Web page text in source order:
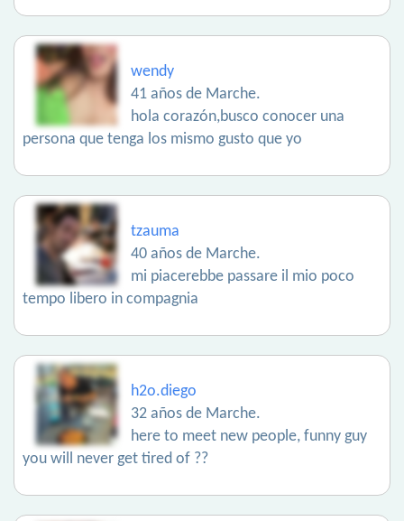
wendy
41 años de Marche.
hola corazón,busco conocer una
persona que tenga los mismo gusto que yo
tzauma
40 años de Marche.
mi piacerebbe passare il mio poco
tempo libero in compagnia
h2o.diego
32 años de Marche.
here to meet new people, funny guy
you will never get tired of ??